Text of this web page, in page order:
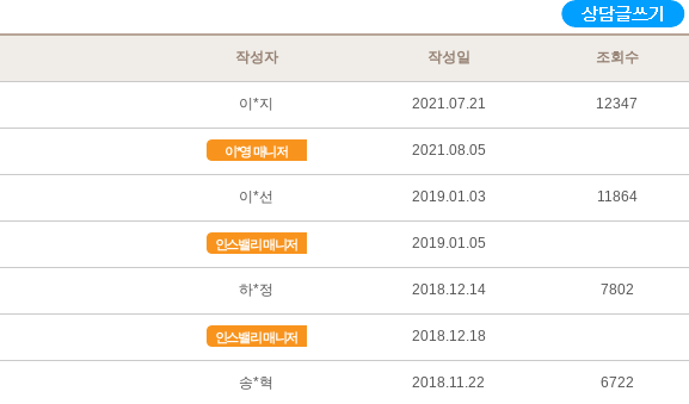
작성자 작성일 조회수
이*지 2021.07.21 12347
이*영 매니저 2021.08.05
이*선 2019.01.03 11864
인스밸리 매니저 2019.01.05
하*정 2018.12.14 7802
인스밸리 매니저 2018.12.18
송*혁 2018.11.22 6722